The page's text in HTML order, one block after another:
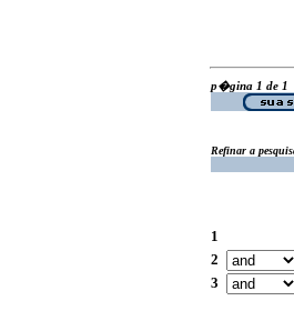
p�gina 1 de 1
Refinar a
1
2
3